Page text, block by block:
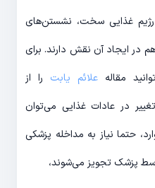
رژیم غذایی سخت، نشستن‌های
در ایجاد آن نقش دارند. برای
مقاله علائم یابت را از
در عادات غذایی می‌توان
حتما نیاز به مداخله پزشکی
پزشک تجویز می‌شوند،